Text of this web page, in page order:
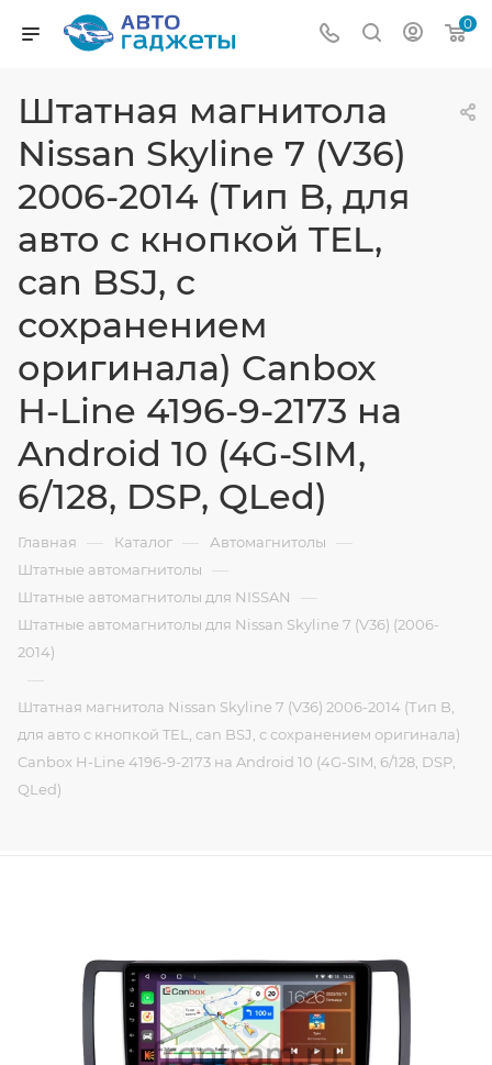
0
Штатная магнитола
Nissan Skyline 7 (V36)
2006-2014 (Тип B, для
авто с кнопкой TEL,
can BSJ, с
сохранением
оригинала) Canbox
H-Line 4196-9-2173 на
Android 10 (4G-SIM,
6/128, DSP, QLed)
Главная — Каталог — Автомагнитолы —
Штатные автомагнитолы —
Штатные автомагнитолы для NISSAN —
Штатные автомагнитолы для Nissan Skyline 7 (V36) (2006-
2014)
—
Штатная магнитола Nissan Skyline 7 (V36) 2006-2014 (Тип B,
для авто с кнопкой TEL, can BSJ, с сохранением оригинала)
Canbox H-Line 4196-9-2173 на Android 10 (4G-SIM, 6/128, DSP,
QLed)